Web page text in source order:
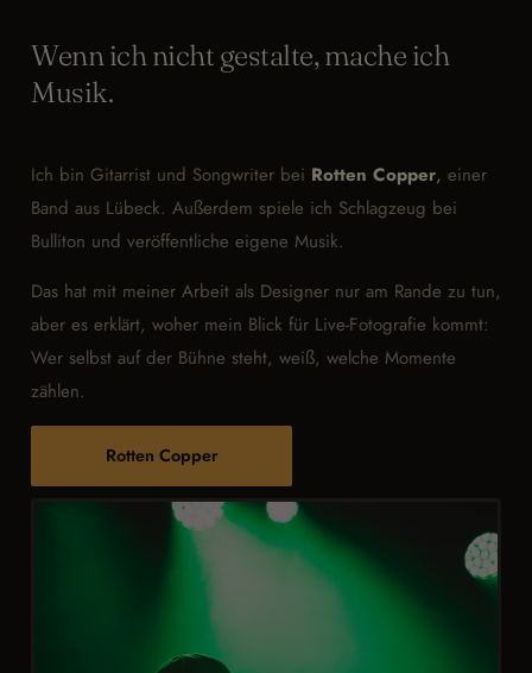
Wenn ich nicht gestalte, mache ich
Musik.
Ich bin Gitarrist und Songwriter bei Rotten Copper, einer
Band aus Lübeck. Außerdem spiele ich Schlagzeug bei
Bulliton und veröffentliche eigene Musik.
Das hat mit meiner Arbeit als Designer nur am Rande zu tun,
aber es erklärt, woher mein Blick für Live-Fotografie kommt:
Wer selbst auf der Bühne steht, weiß, welche Momente
zählen.
Rotten Copper